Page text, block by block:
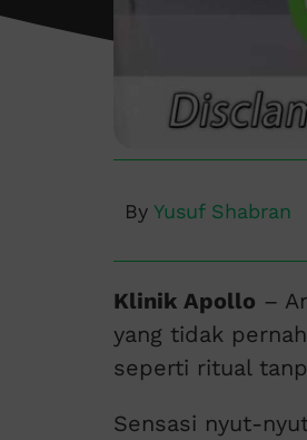
By Yusuf Shabran
Klinik Apollo –
yang tidak
seperti ritual
Sensasi nyut-